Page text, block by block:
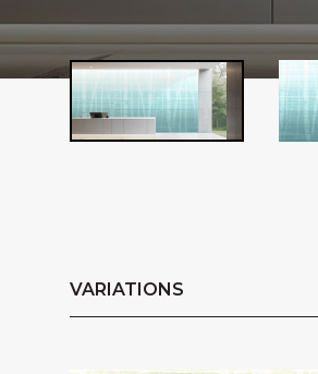
VARIATIONS